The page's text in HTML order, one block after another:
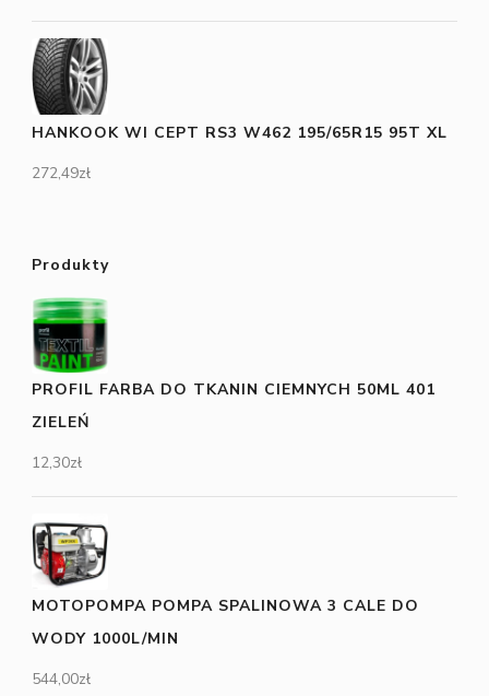
HANKOOK WI CEPT RS3 W462 195/65R15 95T XL
272,49zł
Produkty
PROFIL FARBA DO TKANIN CIEMNYCH 50ML 401
ZIELEŃ
12,30zł
MOTOPOMPA POMPA SPALINOWA 3 CALE DO
WODY 1000L/MIN
544,00zł